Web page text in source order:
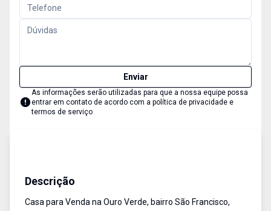
Enviar
As informações serão utilizadas para que a nossa equipe possa
entrar em contato de acordo com a política de privacidade e
termos de serviço
Descrição
Casa para Venda na Ouro Verde, bairro São Francisco,